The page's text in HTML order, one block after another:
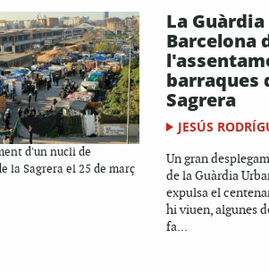
d'un nucli de
la Sagrera el 25 de març
La
Barcelona
barraques
Sagrera
JESÚS
Un gran
de la Guàrdia
expulsa el
hi viuen, algunes
fa...